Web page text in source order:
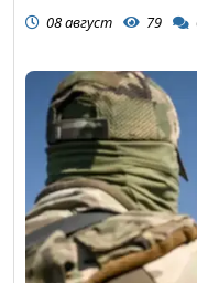
08 август 79